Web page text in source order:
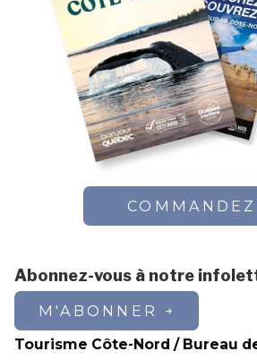
COMMANDEZ
Abonnez-vous à notre
M'ABONNER
Tourisme Côte-Nord / Bureau